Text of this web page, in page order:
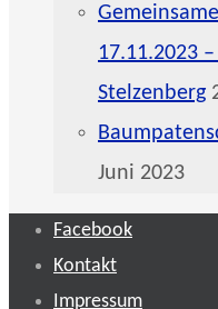
17.11.2023
Stelzenberg
Juni 2023
Facebook
Kontakt
Impressum